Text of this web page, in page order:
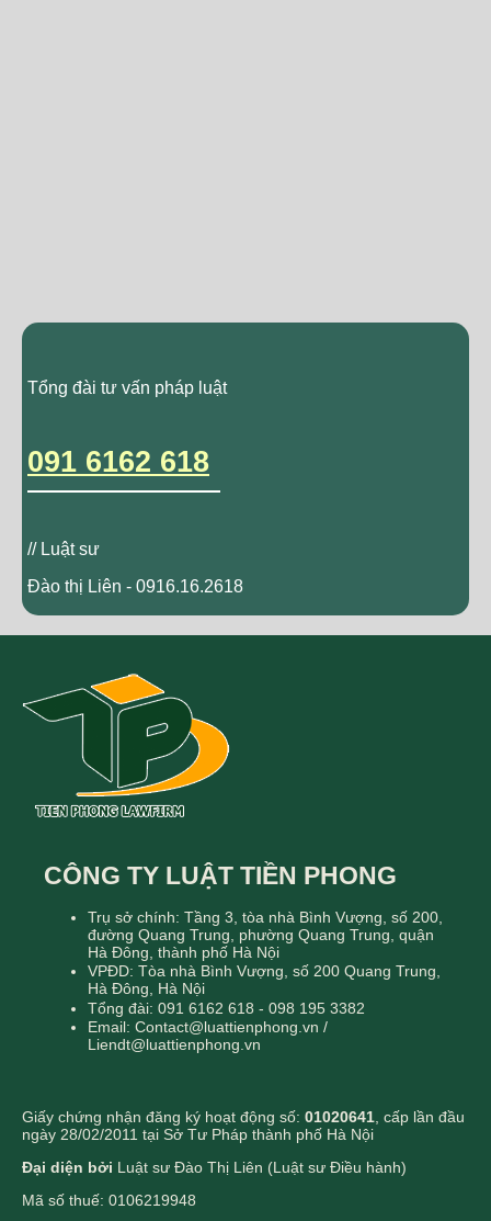
Tổng đài tư vấn pháp luật
091 6162 618
// Luật sư
Đào thị Liên - 0916.16.2618
CÔNG TY LUẬT TIỀN PHONG
Trụ sở chính: Tầng 3, tòa nhà Bình Vượng, số 200,
đường Quang Trung, phường Quang Trung, quận
Hà Đông, thành phố Hà Nội
VPĐD: Tòa nhà Bình Vượng, số 200 Quang Trung,
Hà Đông, Hà Nội
Tổng đài: 091 6162 618 - 098 195 3382
Email: Contact@luattienphong.vn /
Liendt@luattienphong.vn
Giấy chứng nhận đăng ký hoạt động số: 01020641, cấp lần đầu
ngày 28/02/2011 tại Sở Tư Pháp thành phố Hà Nội
Đại diện bởi Luật sư Đào Thị Liên (Luật sư Điều hành)
Mã số thuế: 0106219948